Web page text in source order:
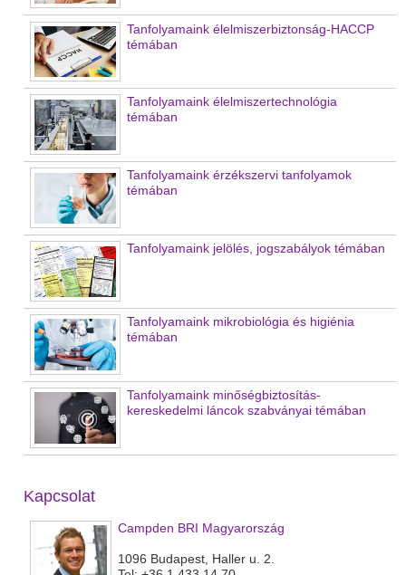
Tanfolyamaink élelmiszerbiztonság-HACCP
témában
Tanfolyamaink élelmiszertechnológia
témában
Tanfolyamaink érzékszervi tanfolyamok
témában
Tanfolyamaink jelölés, jogszabályok témában
Tanfolyamaink mikrobiológia és higiénia
témában
Tanfolyamaink minőségbiztosítás-
kereskedelmi láncok szabványai témában
Kapcsolat
Campden BRI Magyarország
1096 Budapest, Haller u. 2.